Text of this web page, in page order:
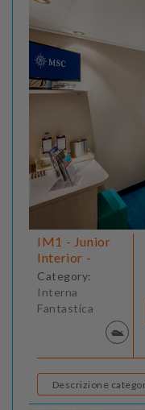
IM1 - Junior
Interior -
Category:
Interna
Fantastica
Descrizione